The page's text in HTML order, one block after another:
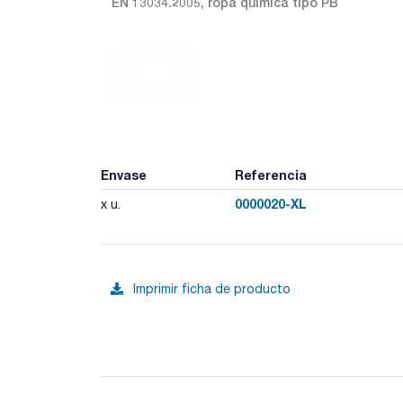
Envase Referencia
x u. 0000020-XL
Imprimir ficha de producto